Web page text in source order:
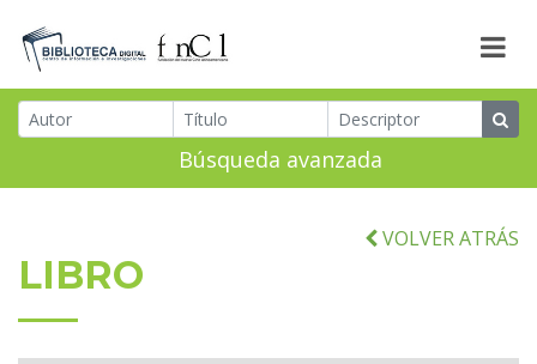
Búsqueda avanzada
VOLVER ATRÁS
LIBRO